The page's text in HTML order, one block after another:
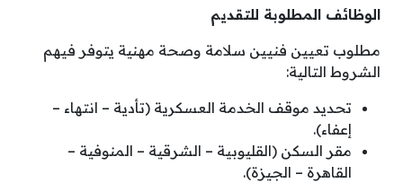
الوظائف المطلوبة للتقديم
مطلوب تعيين فنيين سلامة وصحة مهنية يتوفر فيهم
الشروط التالية:
تحديد موقف الخدمة العسكرية (تأدية – انتهاء –
إعفاء).
مقر السكن (القليوبية – الشرقية – المنوفية –
القاهرة – الجيزة).